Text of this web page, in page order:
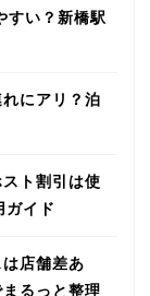
すい？新橋駅
にアリ？泊
ト割引は使
ガイド
店舗差あ
るっと整理